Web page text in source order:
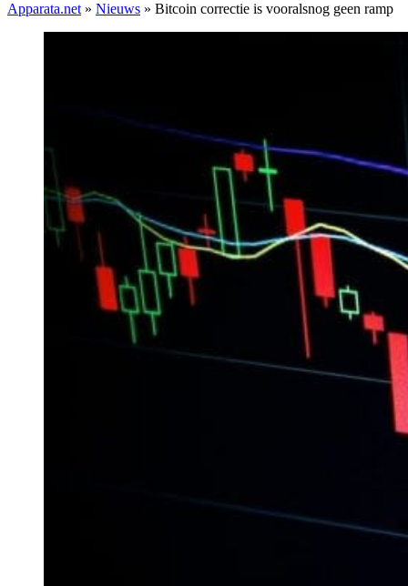
Apparata.net » Nieuws » Bitcoin correctie is vooralsnog geen ramp